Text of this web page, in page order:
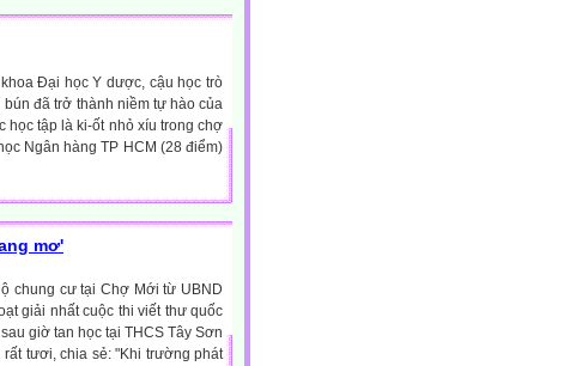
Đại học Y dược, cậu học trò
đã trở thành niềm tự hào của
học tập là ki-ốt nhỏ xíu trong chợ
Ngân hàng TP HCM (28 điểm)
mơ'
chung cư tại Chợ Mới từ UBND
giải nhất cuộc thi viết thư quốc
giờ tan học tại THCS Tây Sơn
tươi, chia sẻ: "Khi trường phát